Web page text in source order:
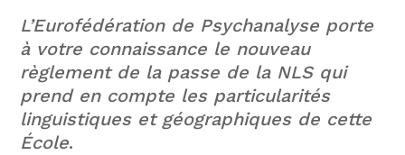
L’Eurofédération de Psychanalyse porte
à votre connaissance le nouveau
règlement de la passe de la NLS qui
prend en compte les particularités
linguistiques et géographiques de cette
École.